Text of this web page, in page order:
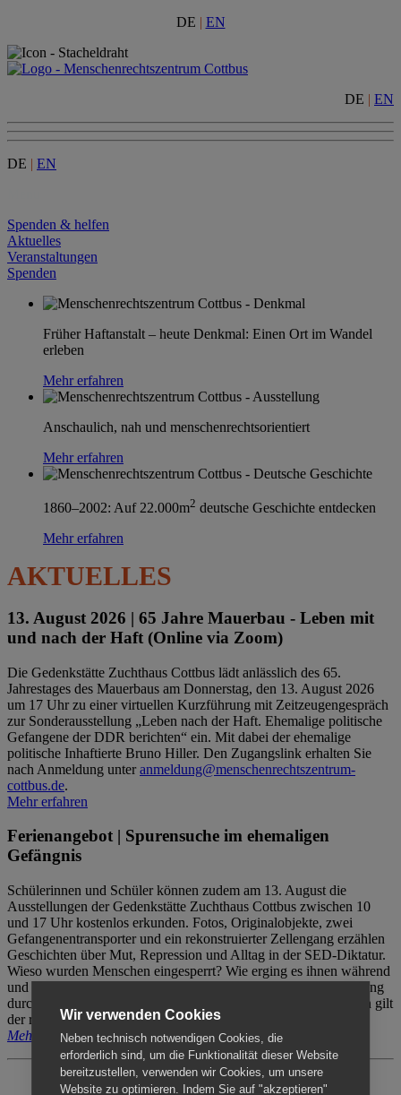
DE | EN
DE | EN
DE | EN
Spenden & helfen
Aktuelles
Veranstaltungen
Spenden
Früher Haftanstalt – heute Denkmal: Einen Ort im Wandel
erleben
Mehr erfahren
Anschaulich, nah und menschenrechtsorientiert
Mehr erfahren
1860–2002: Auf 22.000m2 deutsche Geschichte entdecken
Mehr erfahren
AKTUELLES
13. August 2026 | 65 Jahre Mauerbau - Leben mit
und nach der Haft (Online via Zoom)
Die Gedenkstätte Zuchthaus Cottbus lädt anlässlich des 65.
Jahrestages des Mauerbaus am Donnerstag, den 13. August 2026
um 17 Uhr zu einer virtuellen Kurzführung mit Zeitzeugengespräch
zur Sonderausstellung „Leben nach der Haft. Ehemalige politische
Gefangene der DDR berichten“ ein. Mit dabei der ehemalige
politische Inhaftierte Bruno Hiller. Den Zugangslink erhalten Sie
nach Anmeldung unteranmeldung@menschenrechtszentrum-
cottbus.de.
Mehr erfahren
Ferienangebot | Spurensuche im ehemaligen
Gefängnis
Schülerinnen und Schüler können zudem am 13. August die
Ausstellungen der Gedenkstätte Zuchthaus Cottbus zwischen 10
und 17 Uhr kostenlos erkunden. Fotos, Originalobjekte, zwei
Gefangenentransporter und ein rekonstruierter Zellengang erzählen
Geschichten über Mut, Repression und Alltag in der SED-Diktatur.
Wieso wurden Menschen eingesperrt? Wie erging es ihnen während
und nach der Haft? Der Besuch erfolgt individuell ohne Betreuung
durch das Menschenrechtszentrum Cottbus. Für Begleitpersonen gilt
der reguläre Eintritt (8€ / ermäßigt 5€).
Mehr erfahren
Wir verwenden Cookies
Neben technisch notwendigen Cookies, die
erforderlich sind, um die Funktionalität dieser Website
bereitzustellen, verwenden wir Cookies, um unsere
Website zu optimieren. Indem Sie auf "akzeptieren"